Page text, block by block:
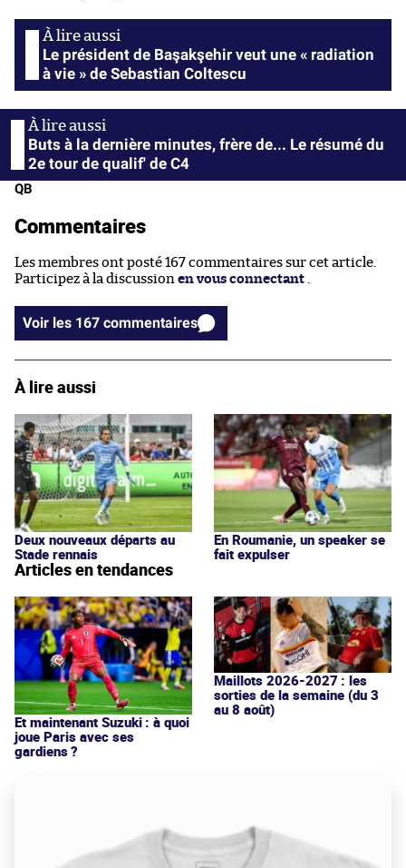
Le président de Başakşehir veut une « radiation
à vie » de Sebastian Coltescu
Buts à la dernière minutes, frère de... Le résumé du
2e tour de qualif' de C4
QB
Commentaires
Les membres ont posté 167 commentaires sur cet article.
Participez à la discussion en vous connectant
Voir les 167 commentaires
À lire aussi
Deux nouveaux départs au
Stade rennais
En Roumanie, un speaker se
fait expulser
Articles en tendances
Et maintenant Suzuki : à quoi
joue Paris avec ses
gardiens ?
Maillots 2026-2027 : les
sorties de la semaine (du 3
au 8 août)